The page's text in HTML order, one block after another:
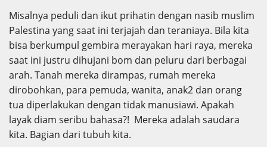
Misalnya peduli dan ikut prihatin dengan nasib muslim
Palestina yang saat ini terjajah dan teraniaya. Bila kita
bisa berkumpul gembira merayakan hari raya, mereka
saat ini justru dihujani bom dan peluru dari berbagai
arah. Tanah mereka dirampas, rumah mereka
dirobohkan, para pemuda, wanita, anak2 dan orang
tua diperlakukan dengan tidak manusiawi. Apakah
layak diam seribu bahasa?! Mereka adalah saudara
kita. Bagian dari tubuh kita.